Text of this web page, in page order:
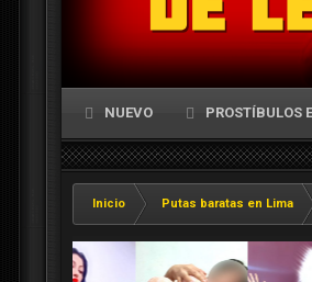
NUEVO PROSTÍBULOS
Inicio Putas baratas en Lima